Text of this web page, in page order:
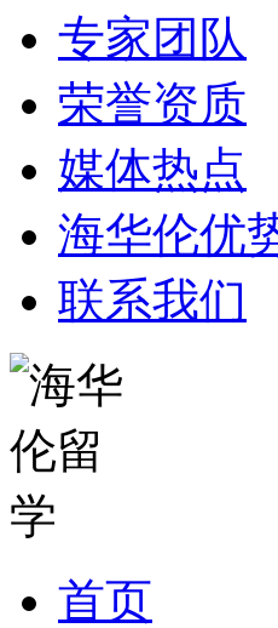
专家团队
荣誉资质
媒体热点
海华伦优
联系我们
首页